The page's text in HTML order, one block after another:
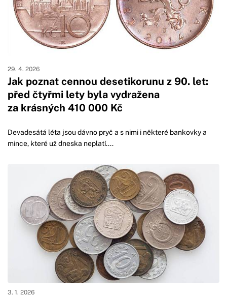
Jak poznat cennou desetikorunu z 90. let:
před čtyřmi lety byla vydražena
za krásných 410 000 Kč
29. 4. 2026
Devadesátá léta jsou dávno pryč a s nimi i některé bankovky a
mince, které už dneska neplatí....
3. 1. 2026